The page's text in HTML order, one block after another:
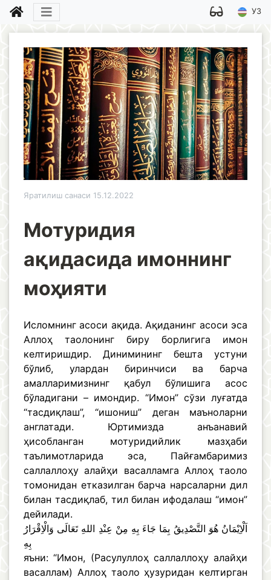
УЗ
Яратилиш санаси 15.12.2022
Мотуридия
ақидасида имоннинг
моҳияти
Исломнинг асоси ақида. Ақиданинг асоси эса
Аллоҳ таолонинг биру борлигига имон
келтиришдир. Динимининг бешта устуни
бўлиб, улардан биринчиси ва барча
амалларимизнинг қабул бўлишига асос
бўладигани – имондир. “Имон” сўзи луғатда
“тасдиқлаш”, “ишониш” деган маъноларни
англатади. Юртимизда анъанавий
ҳисобланган мотуридийлик мазҳаби
таълимотларида эса, Пайғамбаримиз
саллаллоҳу алайҳи васалламга Аллоҳ таоло
томонидан етказилган барча нарсаларни дил
билан тасдиқлаб, тил билан ифодалаш “имон”
дейилади.
اَلْاِيْمَانُ هُوَ التَّصْدِيقُ بِمَا جَاءَ بِهِ مِنْ عِنْدِ اللهِ تَعَالَى وَالْاِقْرَارُ
بِهِ
яъни: “Имон, (Расулуллоҳ саллаллоҳу алайҳи
васаллам) Аллоҳ таоло ҳузуридан келтирган